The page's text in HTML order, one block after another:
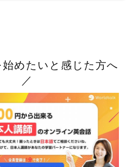
始めたいと感じた方へ
／